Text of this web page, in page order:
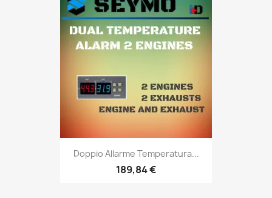
Doppio Allarme Temperatura...
189,84 €